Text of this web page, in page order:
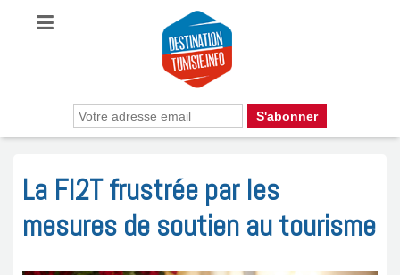
La FI2T frustrée par les
mesures de soutien au tourisme